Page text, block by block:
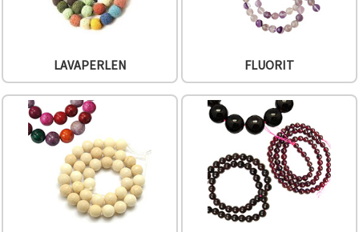
LAVAPERLEN FLUORIT